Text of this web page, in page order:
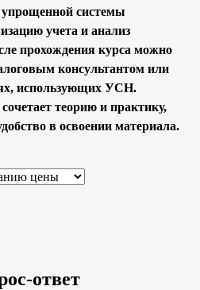
упрощенной системы
учета и анализ
прохождения курса можно
консультантом или
использующих УСН.
теорию и практику,
в освоении материала.
ответ